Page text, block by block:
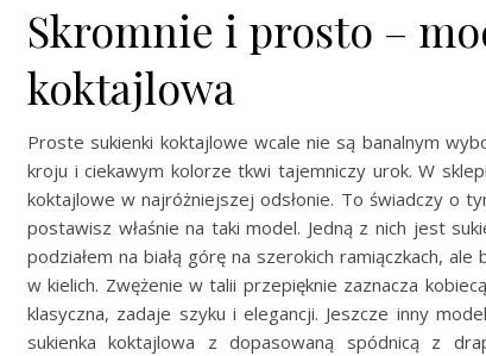
Skromnie i prosto –
koktajlowa
Proste sukienki koktajlowe wcale nie są banalnym
kroju i ciekawym kolorze tkwi tajemniczy urok. W
koktajlowe w najróżniejszej odsłonie. To świadczy o
postawisz właśnie na taki model. Jedną z nich jest
podziałem na białą górę na szerokich ramiączkach,
w kielich. Zwężenie w talii przepięknie zaznacza
klasyczna, zadaje szyku i elegancji. Jeszcze inny
sukienka koktajlowa z dopasowaną spódnicą z